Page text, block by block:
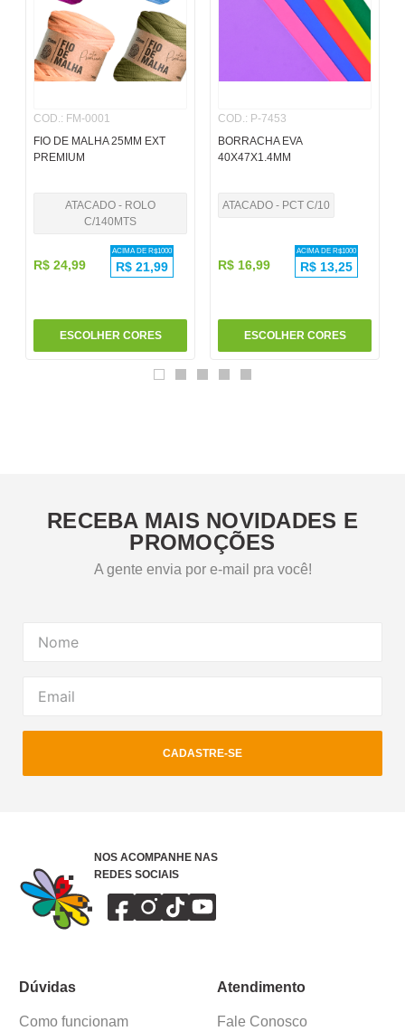
COD.: FM-0001
FIO DE MALHA 25MM EXT
PREMIUM
ATACADO - ROLO
C/140MTS
R$ 24,99
ACIMA DE R$1000
R$ 21,99
ESCOLHER CORES
COD.: P-7453
BORRACHA EVA
40X47X1.4MM
ATACADO - PCT C/10
R$ 16,99
ACIMA DE R$1000
R$ 13,25
ESCOLHER CORES
RECEBA MAIS NOVIDADES E
PROMOÇÕES
A gente envia por e-mail pra você!
CADASTRE-SE
NOS ACOMPANHE NAS
REDES SOCIAIS
Dúvidas
Como funcionam
Atendimento
Fale Conosco
papel
º pincel
º barbante
10º fita